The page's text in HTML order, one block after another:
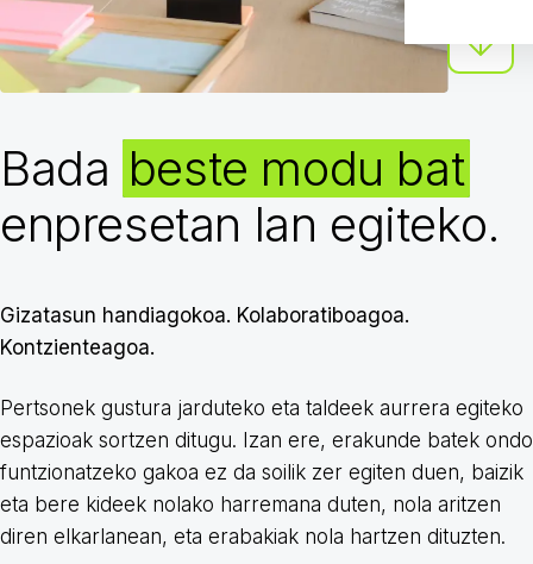
Bada beste modu bat
enpresetan lan egiteko.
Gizatasun handiagokoa. Kolaboratiboagoa.
Kontzienteagoa.
Pertsonek gustura jarduteko eta taldeek aurrera egiteko
espazioak sortzen ditugu. Izan ere, erakunde batek ondo
funtzionatzeko gakoa ez da soilik zer egiten duen, baizik
eta bere kideek nolako harremana duten, nola aritzen
diren elkarlanean, eta erabakiak nola hartzen dituzten.